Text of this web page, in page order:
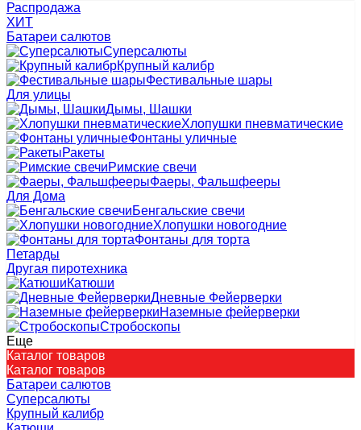
Распродажа
ХИТ
Батареи салютов
Суперсалюты
Крупный калибр
Фестивальные шары
Для улицы
Дымы, Шашки
Хлопушки пневматические
Фонтаны уличные
Ракеты
Римские свечи
Фаеры, Фальшфееры
Для Дома
Бенгальские свечи
Хлопушки новогодние
Фонтаны для торта
Петарды
Другая пиротехника
Катюши
Дневные Фейерверки
Наземные фейерверки
Стробоскопы
Еще
Каталог товаров
Каталог товаров
Батареи салютов
Суперсалюты
Крупный калибр